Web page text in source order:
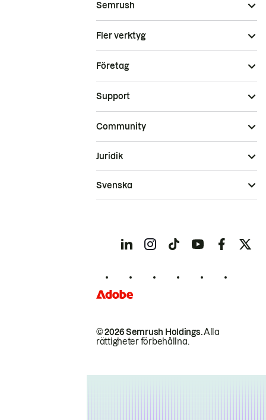
Semrush
Fler verktyg
Företag
Support
Community
© 2026 Semrush Holdings.Alla
rättigheter förbehållna.
Juridik
Svenska